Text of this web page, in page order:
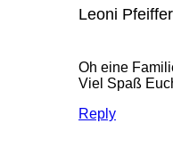
Leoni Pfeiffer
Oh eine
Viel Spaß
Reply